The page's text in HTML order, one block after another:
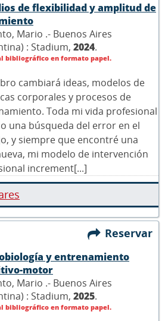
de flexibilidad y amplitud de
Mario .- Buenos Aires
: Stadium, 2024.
bibliográfico en formato papel.
cambiará ideas, modelos de
corporales y procesos de
Toda mi vida profesional
una búsqueda del error en el
y siempre que encontré una
mi modelo de intervención
increment[...]
Reservar
y entrenamiento
motor
Mario .- Buenos Aires
: Stadium, 2025.
bibliográfico en formato papel.